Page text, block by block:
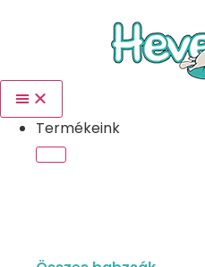
Termékeink